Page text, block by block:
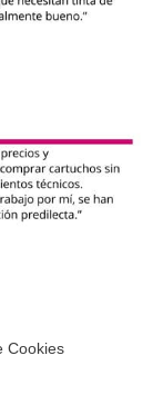
Cookies